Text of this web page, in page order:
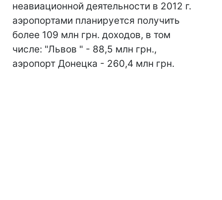
неавиационной деятельности в 2012 г.
аэропортами планируется получить
более 109 млн грн. доходов, в том
числе: "Львов " - 88,5 млн грн.,
аэропорт Донецка - 260,4 млн грн.